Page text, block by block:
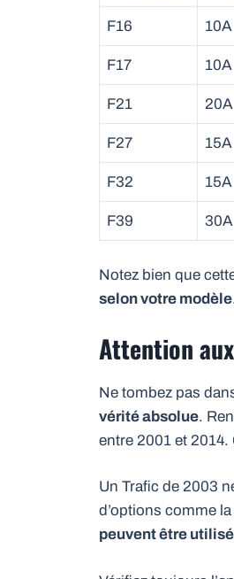
F16 10A
F17 10A
F21 20A
F27 15A
F32 15A
F39 30A
Notez bien que
selon votre modèle
Attention
Ne tombez pas
vérité absolue.
entre 2001 et 2014.
Un Trafic de 2003
d’options comme
peuvent être